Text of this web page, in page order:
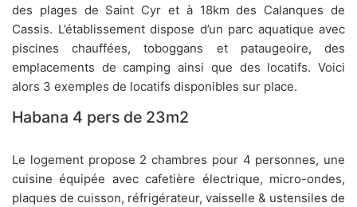
des plages de Saint Cyr et à 18km des Calanques de
Cassis. L’établissement dispose d’un parc aquatique avec
piscines chauffées, toboggans et pataugeoire, des
emplacements de camping ainsi que des locatifs. Voici
alors 3 exemples de locatifs disponibles sur place.
Habana 4 pers de 23m2
Le logement propose 2 chambres pour 4 personnes, une
cuisine équipée avec cafetière électrique, micro-ondes,
plaques de cuisson, réfrigérateur, vaisselle & ustensiles de